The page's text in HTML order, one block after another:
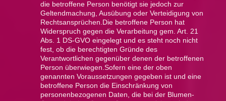
die betroffene Person benötigt sie jedoch zur
Geltendmachung, Ausübung oder Verteidigung von
Rechtsansprüchen.Die betroffene Person hat
Widerspruch gegen die Verarbeitung gem. Art. 21
Abs. 1 DS-GVO eingelegt und es steht noch nicht
fest, ob die berechtigten Gründe des
Verantwortlichen gegenüber denen der betroffenen
Person überwiegen.Sofern eine der oben
genannten Voraussetzungen gegeben ist und eine
betroffene Person die Einschränkung von
personenbezogenen Daten, die bei der Blumen-